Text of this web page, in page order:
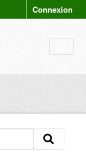
Connexion